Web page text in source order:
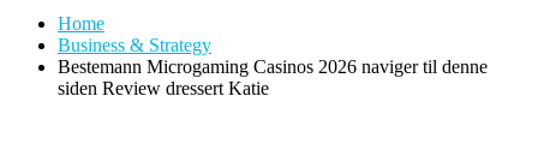
Home
Business & Strategy
Bestemann Microgaming Casinos 2026 naviger til denne
siden Review dressert Katie